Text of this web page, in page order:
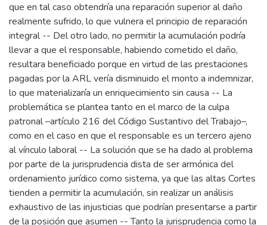
que en tal caso obtendría una reparación superior al daño
realmente sufrido, lo que vulnera el principio de reparación
integral -- Del otro lado, no permitir la acumulación podría
llevar a que el responsable, habiendo cometido el daño,
resultara beneficiado porque en virtud de las prestaciones
pagadas por la ARL vería disminuido el monto a indemnizar,
lo que materializaría un enriquecimiento sin causa -- La
problemática se plantea tanto en el marco de la culpa
patronal –artículo 216 del Código Sustantivo del Trabajo–,
como en el caso en que el responsable es un tercero ajeno
al vínculo laboral -- La solución que se ha dado al problema
por parte de la jurisprudencia dista de ser armónica del
ordenamiento jurídico como sistema, ya que las altas Cortes
tienden a permitir la acumulación, sin realizar un análisis
exhaustivo de las injusticias que podrían presentarse a partir
de la posición que asumen -- Tanto la jurisprudencia como la